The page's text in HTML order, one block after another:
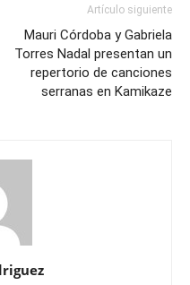
Artículo siguiente
Mauri Córdoba y Gabriela
Torres Nadal presentan un
repertorio de canciones
serranas en Kamikaze